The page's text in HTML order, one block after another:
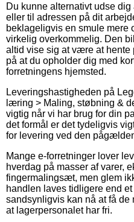
Du kunne alternativt udse
eller til adressen på dit
beklageligvis en smule mere
virkelig overkommelig. Den
altid vise sig at være at hente
på at du opholder dig med
forretningens hjemsted.
Leveringshastigheden på
læring > Maling, støbning &
vigtig når vi har brug for din
det formål er det tydeligvis
for levering ved den
Mange e-forretninger lover
hverdag på masser af varer,
fingermalingsæt, men glem
handlen laves tidligere end
sandsynligvis kan nå at få de
at lagerpersonalet har fri.